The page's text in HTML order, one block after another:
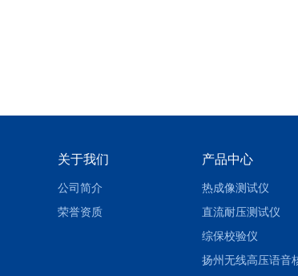
关于我们
公司简介
荣誉资质
产品中心
热成像测试仪
直流耐压测试仪
综保校验仪